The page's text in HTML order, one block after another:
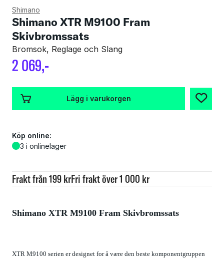
Shimano
Shimano XTR M9100 Fram
Skivbromssats
Bromsok, Reglage och Slang
2 069,-
Shimano XTR M9100 Fram Skivbromssats
XTR M9100 serien er designet for å være den beste komponentgruppen
Frakt från 199 krFri frakt över 1 000 kr
Lägg i varukorgen
Köp online:
3 i onlinelager